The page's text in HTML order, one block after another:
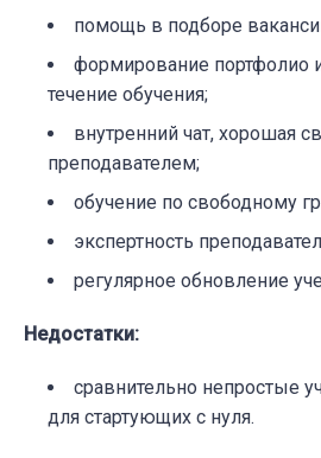
помощь в подборе
формирование портфолио
течение обучения;
внутренний чат, хорошая
преподавателем;
обучение по свободному
экспертность
регулярное обновление
Недостатки:
сравнительно непростые
для стартующих с нуля.